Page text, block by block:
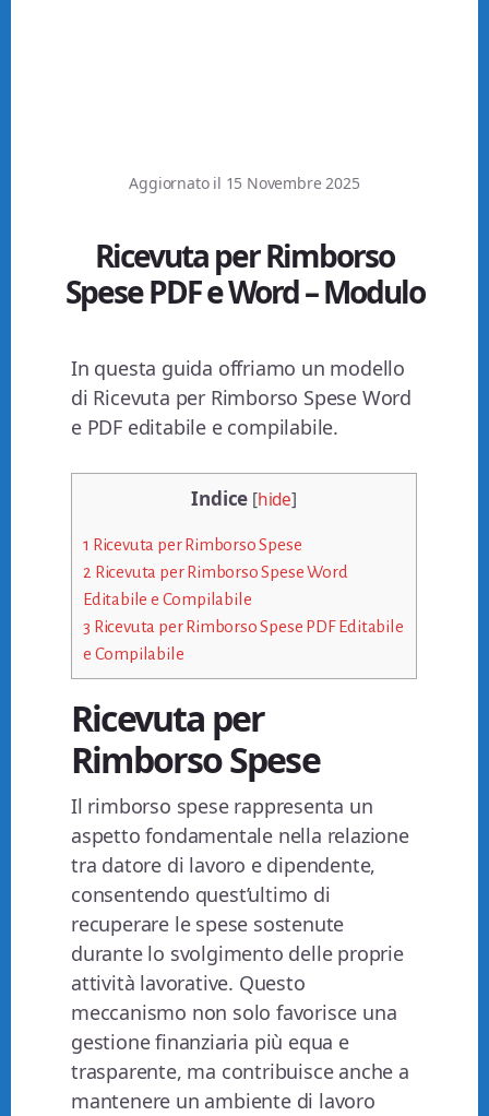
Aggiornato il 15 Novembre 2025
Ricevuta per Rimborso
Spese PDF e Word – Modulo
In questa guida offriamo un modello
di Ricevuta per Rimborso Spese Word
e PDF editabile e compilabile.
Indice [hide]
1 Ricevuta per Rimborso Spese
2 Ricevuta per Rimborso Spese Word
Editabile e Compilabile
3 Ricevuta per Rimborso Spese PDF Editabile
e Compilabile
Ricevuta per
Rimborso Spese
Il rimborso spese rappresenta un
aspetto fondamentale nella relazione
tra datore di lavoro e dipendente,
consentendo quest’ultimo di
recuperare le spese sostenute
durante lo svolgimento delle proprie
attività lavorative. Questo
meccanismo non solo favorisce una
gestione finanziaria più equa e
trasparente, ma contribuisce anche a
mantenere un ambiente di lavoro